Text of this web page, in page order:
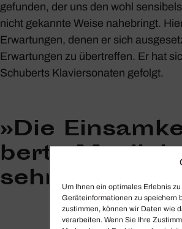
Um Ihnen ein optimales Erlebnis
Geräteinformationen zu speichern
zustimmen, können wir Daten wie
verarbeiten. Wenn Sie Ihre
gefunden, der uns den wohl
nicht gekannte Weise nahe­bringt.
Erwar­tungen, denen er sich
Erwar­tungen zu über­treffen. Er hat
Schu­berts Klavier­so­naten gefolgt.
»Die
berts Musik
sehr berührt.«